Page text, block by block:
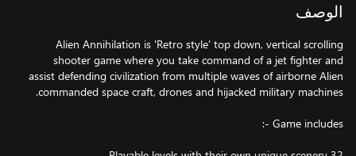
الوصف
Alien Annihilation is 'Retro style' top down, vertical scrolling
shooter game where you take command of a jet fighter and
assist defending civilization from multiple waves of airborne Alien